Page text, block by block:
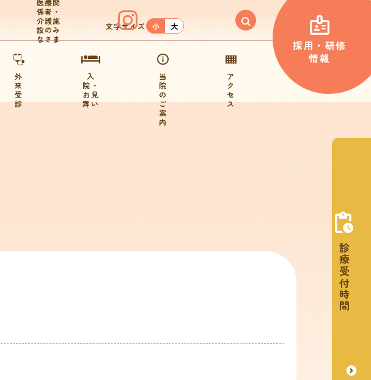
文字サイズ 小 大
外
来
受
診
入
院・
お見
舞い
当
院
の
ご
案
内
係者・
介護施
設のみ
なさま
採用・研修
情報
ア
ク
セ
ス
診療受付時間